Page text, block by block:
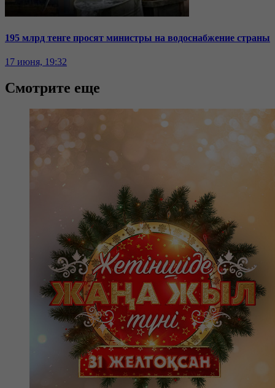
195 млрд тенге просят министры на водоснабжение страны
17 июня, 19:32
Смотрите еще